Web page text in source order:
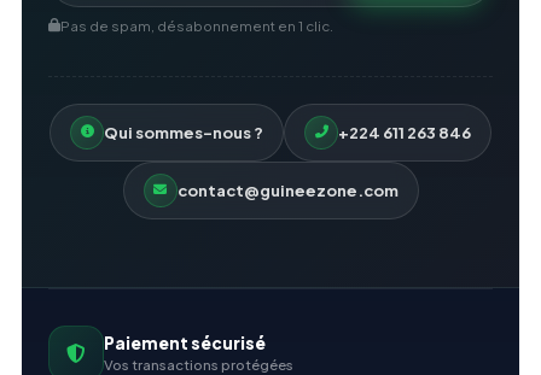
Pas de spam, désabonnement en 1 clic.
Qui sommes-nous ? +224 611 263 846
contact@guineezone.com
Paiement sécurisé
Vos transactions protégées